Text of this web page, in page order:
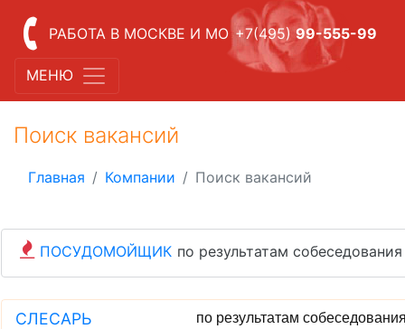
РАБОТА В МОСКВЕ И МО +7(495) 99-555-99
МЕНЮ
Поиск вакансий
Главная Компании Поиск вакансий
ПОСУДОМОЙЩИК по результатам собеседования
СЛЕСАРЬ
по результатам